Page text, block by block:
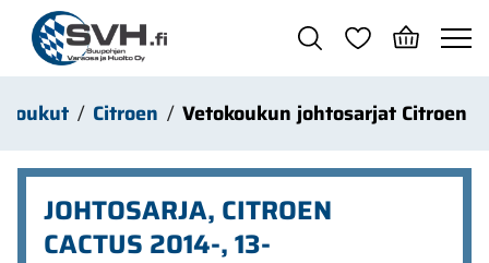
Siirry pääsisältöön
Citroen Vetokoukun johtosarjat Citroen
JOHTOSARJA, CITROEN
CACTUS 2014-, 13-